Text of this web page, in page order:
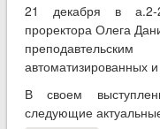
21 декабря в а.2-
проректора Олега
автоматизированных
В своем
следующие